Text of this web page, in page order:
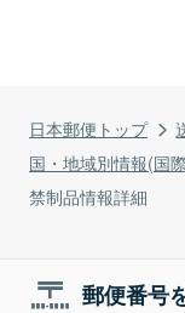
日本郵便トップ
国・地域別情報(国
禁制品情報詳細
郵便番号